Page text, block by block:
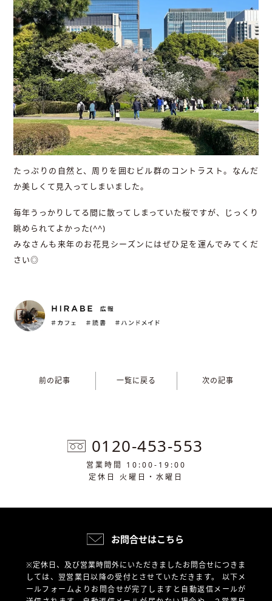
たっぷりの自然と、周りを囲むビル群のコントラスト。なんだ
か美しくて見入ってしまいました。
毎年うっかりしてる間に散ってしまっていた桜ですが、じっくり
眺められてよかった(^^)
みなさんも来年のお花見シーズンにはぜひ足を運んでみてくだ
さい◎
前の記事 一覧に戻る 次の記事
0120-453-553
営業時間 10:00-19:00
定休日 火曜日・水曜日
お問合せはこちら
※定休日、及び営業時間外にいただきましたお問合せにつきま
しては、翌営業日以降の受付とさせていただきます。 以下メ
ールフォームよりお問合せが完了しますと自動返信メールが